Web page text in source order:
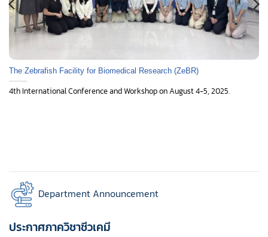
The Zebrafish Facility for Biomedical Research (ZeBR)
4th International Conference and Workshop on August 4-5, 2025.
Department Announcement
ประกาศภาควิชาชีวเคมี